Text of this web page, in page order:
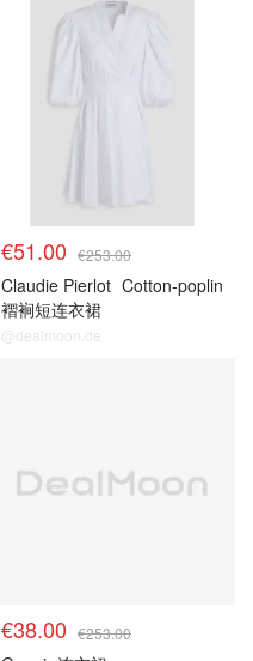
€51.00 €253.00
Claudie Pierlot Cotton-poplin
褶裥短连衣裙
@dealmoon.de
€38.00 €253.00